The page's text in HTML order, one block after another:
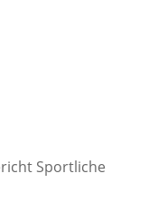
Sportliche